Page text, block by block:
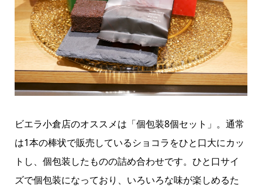
ビエラ小倉店のオススメは「個包装8個セット」。通常
は1本の棒状で販売しているショコラをひと口大にカッ
トし、個包装したものの詰め合わせです。ひと口サイ
ズで個包装になっており、いろいろな味が楽しめるた